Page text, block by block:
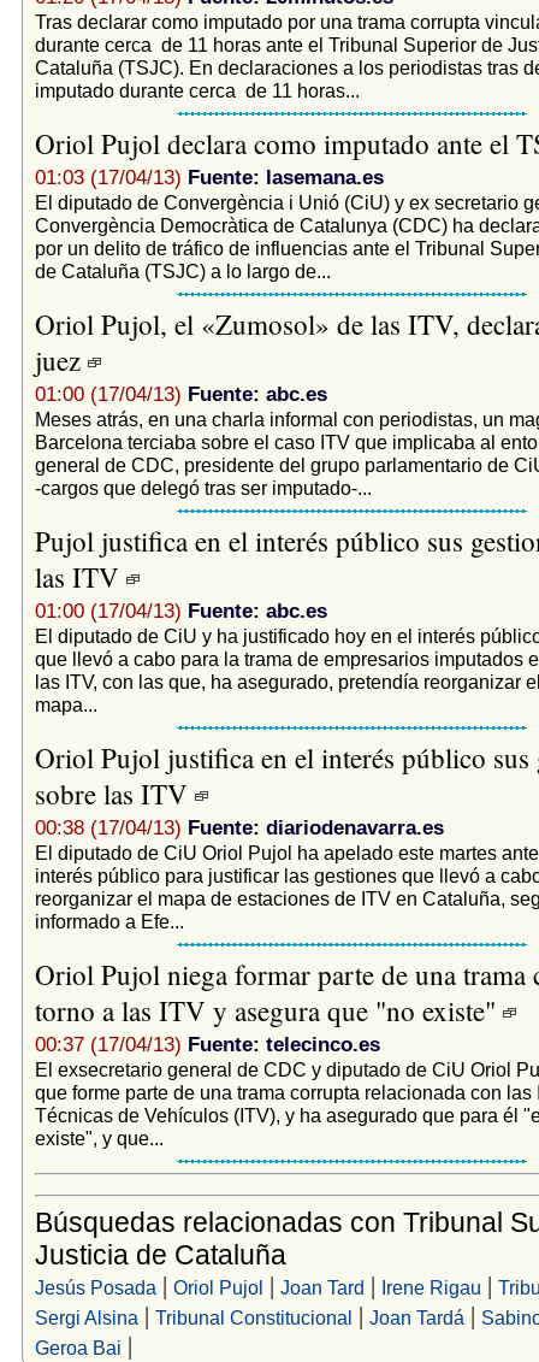
Tras declarar como imputado por una trama corrupta
durante cerca de 11 horas ante el Tribunal Superior de
Cataluña (TSJC). En declaraciones a los periodistas tras
imputado durante cerca de 11 horas...
Oriol Pujol declara como imputado ante el
01:03 (17/04/13) Fuente: lasemana.es
El diputado de Convergència i Unió (CiU) y ex secretario
Convergència Democràtica de Catalunya (CDC) ha
por un delito de tráfico de influencias ante el Tribunal
de Cataluña (TSJC) a lo largo de...
Oriol Pujol, el «Zumosol» de las ITV,
juez
01:00 (17/04/13) Fuente: abc.es
Meses atrás, en una charla informal con periodistas, un
Barcelona terciaba sobre el caso ITV que implicaba al
general de CDC, presidente del grupo parlamentario de
-cargos que delegó tras ser imputado-...
Pujol justifica en el interés público sus
las ITV
01:00 (17/04/13) Fuente: abc.es
El diputado de CiU y ha justificado hoy en el interés
que llevó a cabo para la trama de empresarios imputados
las ITV, con las que, ha asegurado, pretendía reorganizar
mapa...
Oriol Pujol justifica en el interés público sus
sobre las ITV
00:38 (17/04/13) Fuente: diariodenavarra.es
El diputado de CiU Oriol Pujol ha apelado este martes
interés público para justificar las gestiones que llevó a
reorganizar el mapa de estaciones de ITV en Cataluña,
informado a Efe...
Oriol Pujol niega formar parte de una trama
torno a las ITV y asegura que "no existe"
00:37 (17/04/13) Fuente: telecinco.es
El exsecretario general de CDC y diputado de CiU Oriol
que forme parte de una trama corrupta relacionada con las
Técnicas de Vehículos (ITV), y ha asegurado que para él
existe", y que...
Búsquedas relacionadas con Tribunal
Justicia de Cataluña
Jesús Posada | Oriol Pujol | Joan Tard | Irene Rigau |
Sergi Alsina | Tribunal Constitucional | Joan Tardá |
Geroa Bai |